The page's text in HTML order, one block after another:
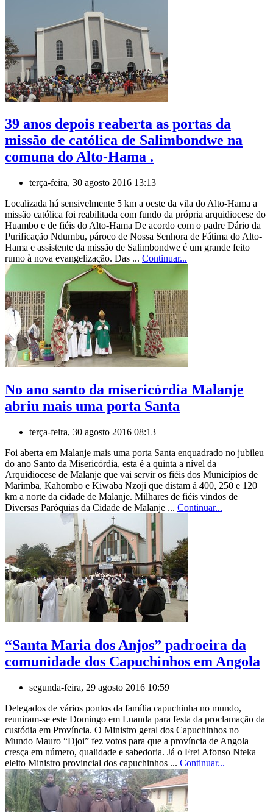
39 anos depois reaberta as portas da
missão de católica de Salimbondwe na
comuna do Alto-Hama .
terça-feira, 30 agosto 2016 13:13
Localizada há sensivelmente 5 km a oeste da vila do Alto-Hama a
missão católica foi reabilitada com fundo da própria arquidiocese do
Huambo e de fiéis do Alto-Hama De acordo com o padre Dário da
Purificação Ndumbu, pároco de Nossa Senhora de Fátima do Alto-
Hama e assistente da missão de Salimbondwe é um grande feito
rumo à nova evangelização. Das ... Continuar...
No ano santo da misericórdia Malanje
abriu mais uma porta Santa
terça-feira, 30 agosto 2016 08:13
Foi aberta em Malanje mais uma porta Santa enquadrado no jubileu
do ano Santo da Misericórdia, esta é a quinta a nível da
Arquidiocese de Malanje que vai servir os fiéis dos Municípios de
Marimba, Kahombo e Kiwaba Nzoji que distam á 400, 250 e 120
km a norte da cidade de Malanje. Milhares de fiéis vindos de
Diversas Paróquias da Cidade de Malanje ... Continuar...
“Santa Maria dos Anjos” padroeira da
comunidade dos Capuchinhos em Angola
segunda-feira, 29 agosto 2016 10:59
Delegados de vários pontos da família capuchinha no mundo,
reuniram-se este Domingo em Luanda para festa da proclamação da
custódia em Província. O Ministro geral dos Capuchinhos no
Mundo Mauro “Djoi” fez votos para que a província de Angola
cresça em número, qualidade e sabedoria. Já o Frei Afonso Nteka
eleito Ministro provincial dos capuchinhos ... Continuar...